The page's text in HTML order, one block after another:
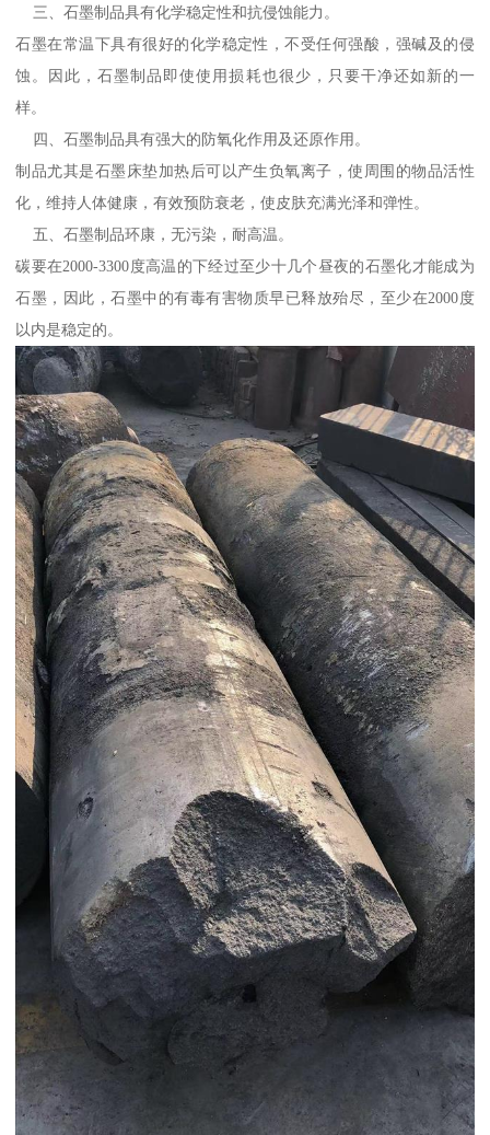
三、石墨制品具有化学稳定性和抗侵蚀能力。
石墨在常温下具有很好的化学稳定性，不受任何强酸，强碱及的侵
蚀。因此，石墨制品即使使用损耗也很少，只要干净还如新的一
样。
四、石墨制品具有强大的防氧化作用及还原作用。
制品尤其是石墨床垫加热后可以产生负氧离子，使周围的物品活性
化，维持人体健康，有效预防衰老，使皮肤充满光泽和弹性。
五、石墨制品环康，无污染，耐高温。
碳要在2000-3300度高温的下经过至少十几个昼夜的石墨化才能成为
石墨，因此，石墨中的有毒有害物质早已释放殆尽，至少在2000度
以内是稳定的。